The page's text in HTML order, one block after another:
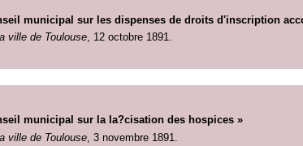
municipal sur les dispenses de droits d'inscription
ville de Toulouse, 12 octobre 1891.
municipal sur la la?cisation des hospices »
ville de Toulouse, 3 novembre 1891.